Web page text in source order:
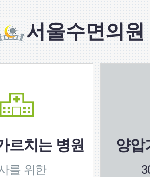
서울수면의
르치는 병원
를 위한
양압